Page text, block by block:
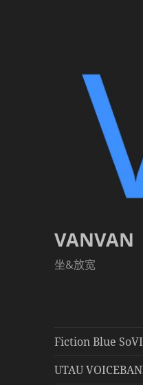
VANVAN
坐&放宽
Fiction Blue
UTAU